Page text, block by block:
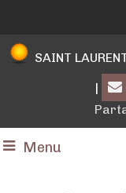
SAINT
|
Menu